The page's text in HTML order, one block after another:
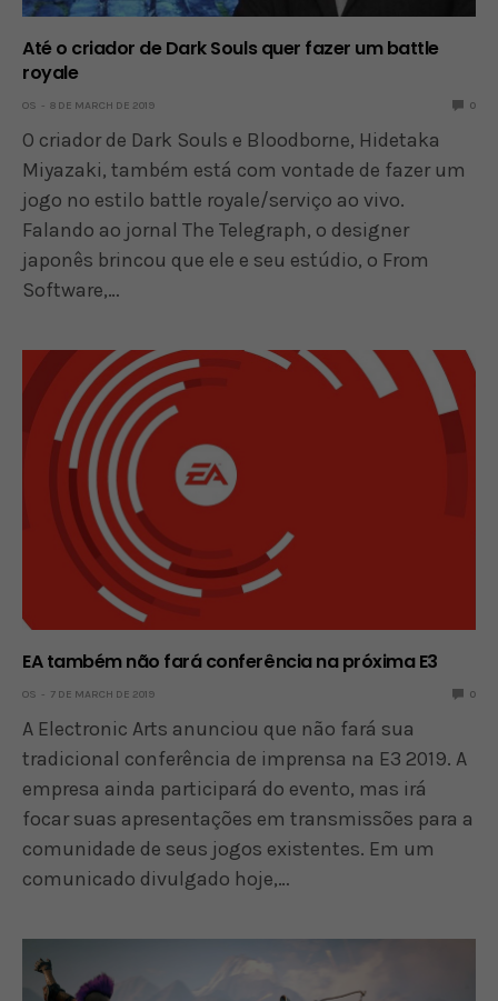
Até o criador de Dark Souls quer fazer um battle
royale
OS 8 DE MARCH DE 2019 0
O criador de Dark Souls e Bloodborne, Hidetaka
Miyazaki, também está com vontade de fazer um
jogo no estilo battle royale/serviço ao vivo.
Falando ao jornal The Telegraph, o designer
japonês brincou que ele e seu estúdio, o From
Software,…
EA também não fará conferência na próxima E3
OS 7 DE MARCH DE 2019 0
A Electronic Arts anunciou que não fará sua
tradicional conferência de imprensa na E3 2019. A
empresa ainda participará do evento, mas irá
focar suas apresentações em transmissões para a
comunidade de seus jogos existentes. Em um
comunicado divulgado hoje,…